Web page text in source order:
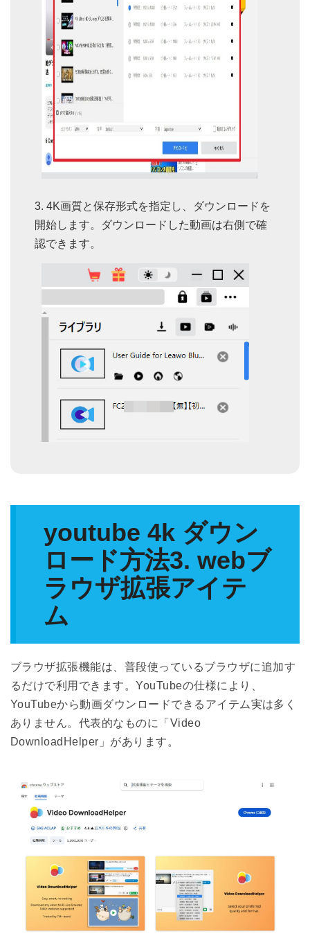
4K画質と保存形式を指定し、ダウンロードを
開始します。ダウンロードした動画は右側で確
認できます。
youtube 4k ダウン
ロード方法3. webブ
ラウザ拡張アイテ
ム
ブラウザ拡張機能は、普段使っているブラウザに追加す
るだけで利用できます。YouTubeの仕様により、
YouTubeから動画ダウンロードできるアイテム実は多く
ありません。代表的なものに「Video
DownloadHelper」があります。